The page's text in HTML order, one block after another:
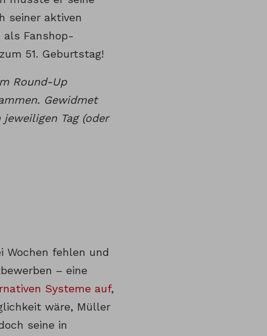
seiner aktiven
als Fanshop-
51. Geburtstag!
Round-Up
Gewidmet
Tag (oder
Wochen fehlen und
– eine
Systeme auf,
wäre, Müller
seine in